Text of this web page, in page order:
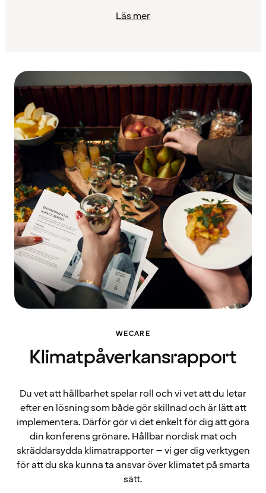
Läs mer
WECARE
Klimatpåverkansrapport
Du vet att hållbarhet spelar roll och vi vet att du letar
efter en lösning som både gör skillnad och är lätt att
implementera. Därför gör vi det enkelt för dig att göra
din konferens grönare. Hållbar nordisk mat och
skräddarsydda klimatrapporter – vi ger dig verktygen
för att du ska kunna ta ansvar över klimatet på smarta
sätt.